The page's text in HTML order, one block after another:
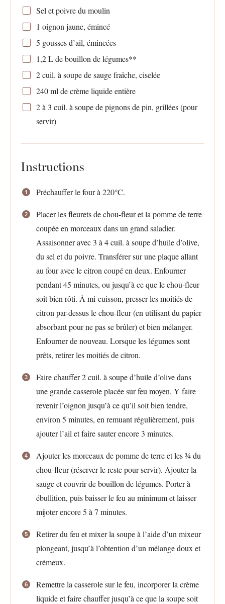
Sel et poivre du moulin
1 oignon jaune, émincé
5 gousses d’ail, émincées
1,2 L de bouillon de légumes**
2cuil. à soupe de sauge fraîche, ciselée
240ml de crème liquide entière
2à 3 cuil. à soupe de pignons de pin, grillées (pour
servir)
Instructions
Préchauffer le four à 220°C.
Placer les fleurets de chou-fleur et la pomme de terre
coupée en morceaux dans un grand saladier.
Assaisonner avec 3 à 4 cuil. à soupe d’huile d’olive,
du sel et du poivre. Transférer sur une plaque allant
au four avec le citron coupé en deux. Enfourner
pendant 45 minutes, ou jusqu’à ce que le chou-fleur
soit bien rôti. À mi-cuisson, presser les moitiés de
citron par-dessus le chou-fleur (en utilisant du papier
absorbant pour ne pas se brûler) et bien mélanger.
Enfourner de nouveau. Lorsque les légumes sont
prêts, retirer les moitiés de citron.
Faire chauffer 2 cuil. à soupe d’huile d’olive dans
une grande casserole placée sur feu moyen. Y faire
revenir l’oignon jusqu’à ce qu’il soit bien tendre,
environ 5 minutes, en remuant régulièrement, puis
ajouter l’ail et faire sauter encore 3 minutes.
Ajouter les morceaux de pomme de terre et les ¾ du
chou-fleur (réserver le reste pour servir). Ajouter la
sauge et couvrir de bouillon de légumes. Porter à
ébullition, puis baisser le feu au minimum et laisser
mijoter encore 5 à 7 minutes.
Retirer du feu et mixer la soupe à l’aide d’un mixeur
plongeant, jusqu’à l’obtention d’un mélange doux et
crémeux.
Remettre la casserole sur le feu, incorporer la crème
liquide et faire chauffer jusqu’à ce que la soupe soit